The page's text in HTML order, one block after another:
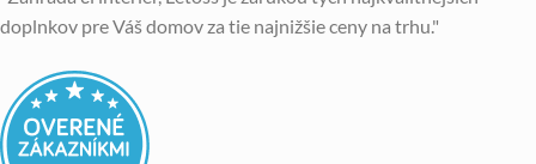
doplnkov pre Váš domov za tie najnižšie ceny na trhu."